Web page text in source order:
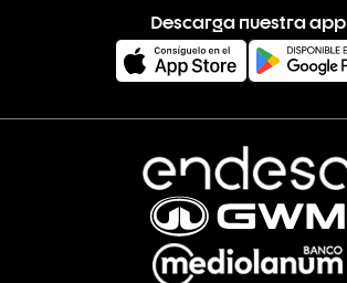
Descarga nuestra app